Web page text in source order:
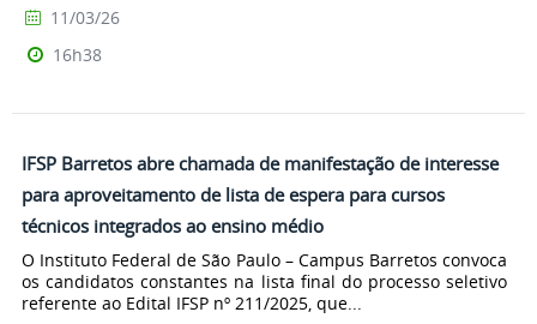
11/03/26
16h38
IFSP Barretos abre chamada de manifestação de interesse
para aproveitamento de lista de espera para cursos
técnicos integrados ao ensino médio
O Instituto Federal de São Paulo – Campus Barretos convoca
os candidatos constantes na lista final do processo seletivo
referente ao Edital IFSP nº 211/2025, que...